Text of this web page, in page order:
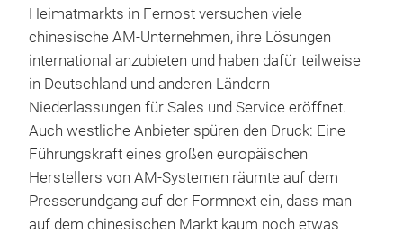
Heimatmarkts in Fernost versuchen viele
chinesische AM-Unternehmen, ihre Lösungen
international anzubieten und haben dafür teilweise
in Deutschland und anderen Ländern
Niederlassungen für Sales und Service eröffnet.
Auch westliche Anbieter spüren den Druck: Eine
Führungskraft eines großen europäischen
Herstellers von AM-Systemen räumte auf dem
Presserundgang auf der Formnext ein, dass man
auf dem chinesischen Markt kaum noch etwas